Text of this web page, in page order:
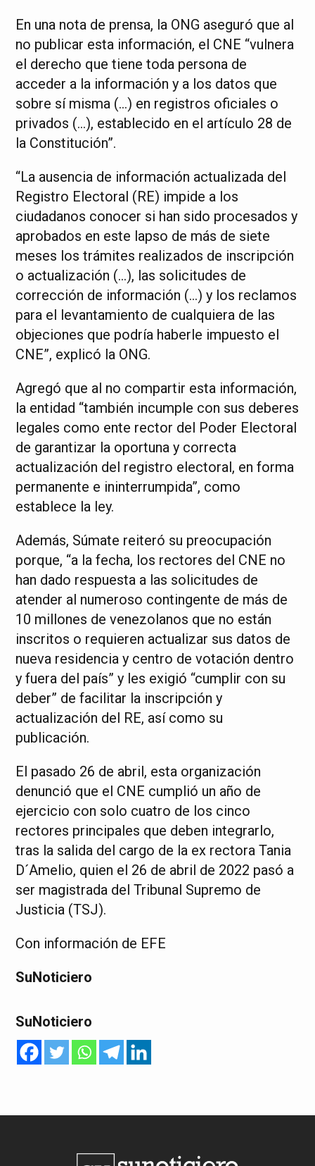
En una nota de prensa, la ONG aseguró que al
no publicar esta información, el CNE “vulnera
el derecho que tiene toda persona de
acceder a la información y a los datos que
sobre sí misma (…) en registros oficiales o
privados (…), establecido en el artículo 28 de
la Constitución”.
“La ausencia de información actualizada del
Registro Electoral (RE) impide a los
ciudadanos conocer si han sido procesados y
aprobados en este lapso de más de siete
meses los trámites realizados de inscripción
o actualización (…), las solicitudes de
corrección de información (…) y los reclamos
para el levantamiento de cualquiera de las
objeciones que podría haberle impuesto el
CNE”, explicó la ONG.
Agregó que al no compartir esta información,
la entidad “también incumple con sus deberes
legales como ente rector del Poder Electoral
de garantizar la oportuna y correcta
actualización del registro electoral, en forma
permanente e ininterrumpida”, como
establece la ley.
Además, Súmate reiteró su preocupación
porque, “a la fecha, los rectores del CNE no
han dado respuesta a las solicitudes de
atender al numeroso contingente de más de
10 millones de venezolanos que no están
inscritos o requieren actualizar sus datos de
nueva residencia y centro de votación dentro
y fuera del país” y les exigió “cumplir con su
deber” de facilitar la inscripción y
actualización del RE, así como su
publicación.
El pasado 26 de abril, esta organización
denunció que el CNE cumplió un año de
ejercicio con solo cuatro de los cinco
rectores principales que deben integrarlo,
tras la salida del cargo de la ex rectora Tania
D´Amelio, quien el 26 de abril de 2022 pasó a
ser magistrada del Tribunal Supremo de
Justicia (TSJ).
Con información de EFE
SuNoticiero
SuNoticiero